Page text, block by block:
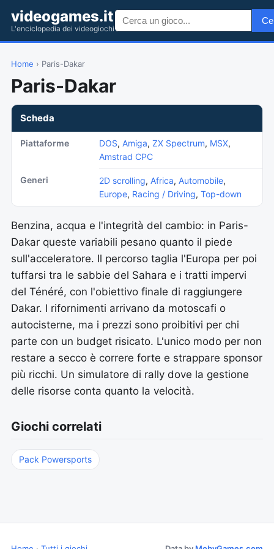
videogames.it
L'enciclopedia dei videogiochi
Home › Paris-Dakar
Paris-Dakar
Scheda
Piattaforme DOS, Amiga, ZX Spectrum, MSX,
Amstrad CPC
Generi 2D scrolling, Africa, Automobile,
Europe, Racing / Driving, Top-down
Benzina, acqua e l'integrità del cambio: in Paris-
Dakar queste variabili pesano quanto il piede
sull'acceleratore. Il percorso taglia l'Europa per poi
tuffarsi tra le sabbie del Sahara e i tratti impervi
del Ténéré, con l'obiettivo finale di raggiungere
Dakar. I rifornimenti arrivano da motoscafi o
autocisterne, ma i prezzi sono proibitivi per chi
parte con un budget risicato. L'unico modo per non
restare a secco è correre forte e strappare sponsor
più ricchi. Un simulatore di rally dove la gestione
delle risorse conta quanto la velocità.
Giochi correlati
Pack Powersports